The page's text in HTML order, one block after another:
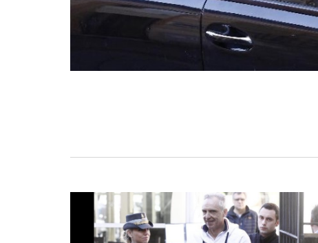
NEW BASKET BRINDISI,PISTOIA BASKET,
ROSETO,SCAFATI BASKET 1969,SCALIGERA
BASKET VERONA
SCANDONE AVELLINO,SERIE
URANIA MILANO,VUELLE PESARO
Serie A2, le protagoniste
della stagione 2025-26